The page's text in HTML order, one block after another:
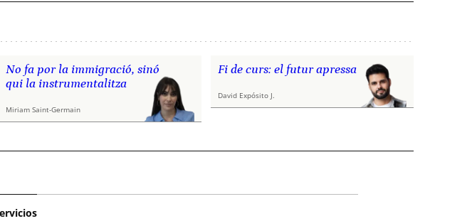
No fa por la immigració, sinó
qui la instrumentalitza
Miriam Saint-Germain
Fi de curs: el futur apressa
David Expósito J.